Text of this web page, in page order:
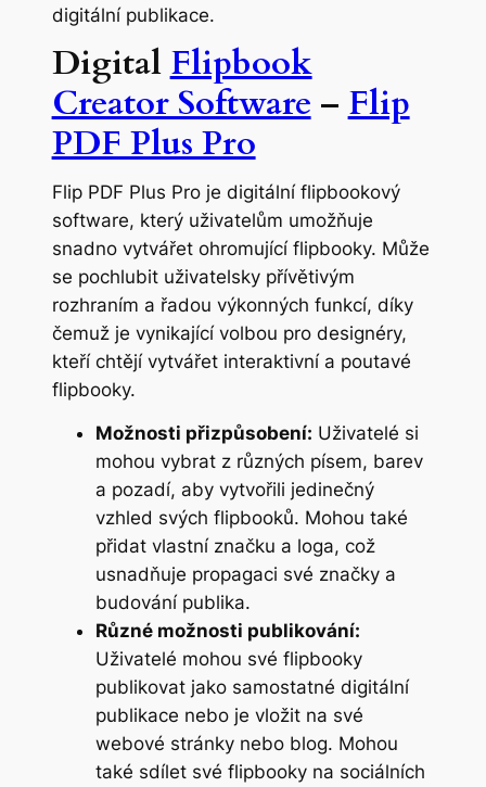
digitální publikace.
Digital Flipbook
Creator Software – Flip
PDF Plus Pro
Flip PDF Plus Pro je digitální flipbookový
software, který uživatelům umožňuje
snadno vytvářet ohromující flipbooky. Může
se pochlubit uživatelsky přívětivým
rozhraním a řadou výkonných funkcí, díky
čemuž je vynikající volbou pro designéry,
kteří chtějí vytvářet interaktivní a poutavé
flipbooky.
Možnosti přizpůsobení: Uživatelé si
mohou vybrat z různých písem, barev
a pozadí, aby vytvořili jedinečný
vzhled svých flipbooků. Mohou také
přidat vlastní značku a loga, což
usnadňuje propagaci své značky a
budování publika.
Různé možnosti publikování:
Uživatelé mohou své flipbooky
publikovat jako samostatné digitální
publikace nebo je vložit na své
webové stránky nebo blog. Mohou
také sdílet své flipbooky na sociálních